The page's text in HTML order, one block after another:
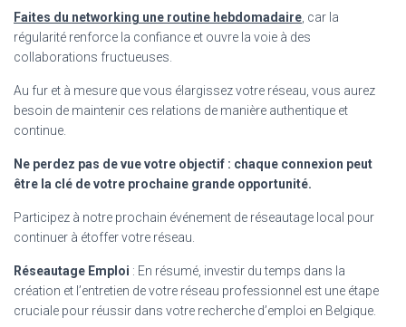
Faites du networking une routine hebdomadaire , car la
régularité renforce la confiance et ouvre la voie à des
collaborations fructueuses.
Au fur et à mesure que vous élargissez votre réseau, vous aurez
besoin de maintenir ces relations de manière authentique et
continue.
Ne perdez pas de vue votre objectif : chaque connexion peut
être la clé de votre prochaine grande opportunité.
Participez à notre prochain événement de réseautage local pour
continuer à étoffer votre réseau.
Réseautage Emploi : En résumé, investir du temps dans la
création et l’entretien de votre réseau professionnel est une étape
cruciale pour réussir dans votre recherche d’emploi en Belgique.